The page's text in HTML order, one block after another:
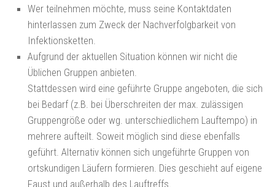
Wer teilnehmen möchte, muss seine Kontaktdaten
hinterlassen zum Zweck der Nachverfolgbarkeit von
Infektionsketten.
Aufgrund der aktuellen Situation können wir nicht die
Üblichen Gruppen anbieten.
Stattdessen wird eine geführte Gruppe angeboten, die sich
bei Bedarf (z.B. bei Überschreiten der max. zulässigen
Gruppengröße oder wg. unterschiedlichem Lauftempo) in
mehrere aufteilt. Soweit möglich sind diese ebenfalls
geführt. Alternativ können sich ungeführte Gruppen von
ortskundigen Läufern formieren. Dies geschieht auf eigene
Faust und außerhalb des Lauftreffs.